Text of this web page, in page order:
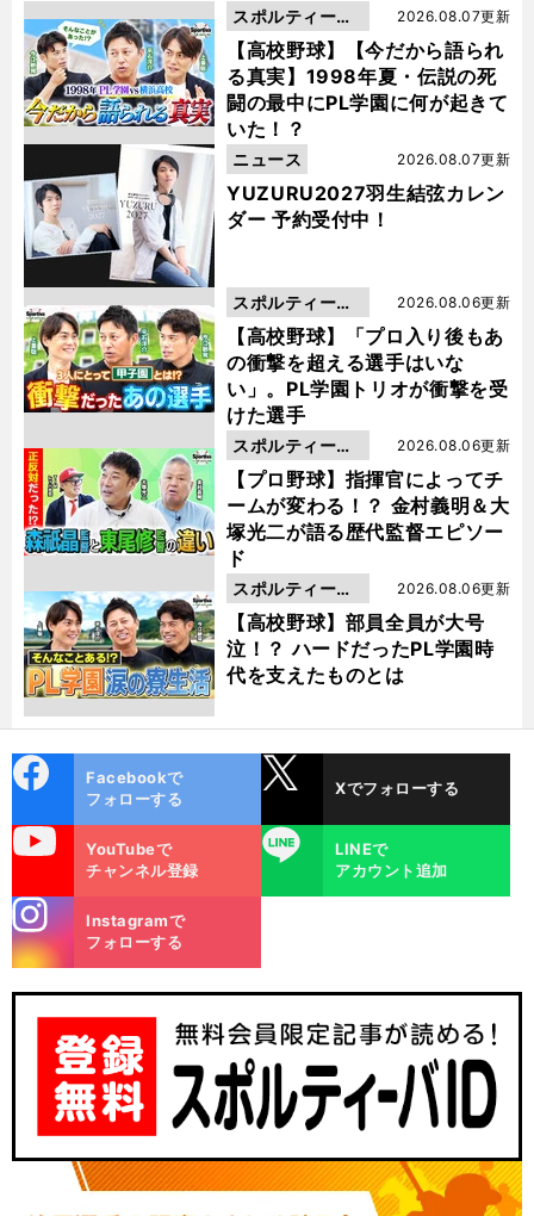
【高校野球】【今だから語られ
る真実】1998年夏・伝説の死
闘の最中にPL学園に何が起きて
いた！？
2026.08.07更新
スポルティーバ
動画
YUZURU2027羽生結弦カレン
ダー 予約受付中！
2026.08.07更新
ニュース
【高校野球】「プロ入り後もあ
の衝撃を超える選手はいな
い」。PL学園トリオが衝撃を受
けた選手
2026.08.06更新
スポルティーバ
動画
【プロ野球】指揮官によってチ
ームが変わる！？ 金村義明＆大
塚光二が語る歴代監督エピソー
ド
2026.08.06更新
スポルティーバ
動画
【高校野球】部員全員が大号
泣！？ ハードだったPL学園時
代を支えたものとは
2026.08.06更新
スポルティーバ
動画
ok
Facebookで
フォローする
Xでフォローする
YouTubeで
チャンネル登録
LINE
LINEで
アカウント追加
m
Instagramで
フォローする